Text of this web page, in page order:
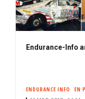
Endurance-Info
ENDURANCE INFO EN